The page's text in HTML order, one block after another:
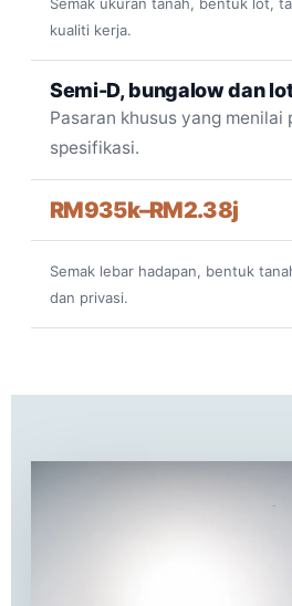
kualiti kerja.
Semi-D, bungalow dan
Pasaran khusus yang menilai
spesifikasi.
RM935k–RM2.38j
Semak lebar hadapan, bentuk
dan privasi.